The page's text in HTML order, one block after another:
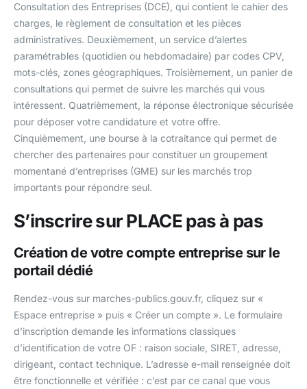
Consultation des Entreprises (DCE), qui contient le cahier des
charges, le règlement de consultation et les pièces
administratives. Deuxièmement, un service d’alertes
paramétrables (quotidien ou hebdomadaire) par codes CPV,
mots-clés, zones géographiques. Troisièmement, un panier de
consultations qui permet de suivre les marchés qui vous
intéressent. Quatrièmement, la réponse électronique sécurisée
pour déposer votre candidature et votre offre.
Cinquièmement, une bourse à la cotraitance qui permet de
chercher des partenaires pour constituer un groupement
momentané d’entreprises (GME) sur les marchés trop
importants pour répondre seul.
S’inscrire sur PLACE pas à pas
Création de votre compte entreprise sur le
portail dédié
Rendez-vous sur marches-publics.gouv.fr, cliquez sur «
Espace entreprise » puis « Créer un compte ». Le formulaire
d’inscription demande les informations classiques
d’identification de votre OF : raison sociale, SIRET, adresse,
dirigeant, contact technique. L’adresse e-mail renseignée doit
être fonctionnelle et vérifiée : c’est par ce canal que vous